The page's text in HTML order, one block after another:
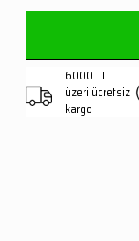
6000 TL
üzeri ücretsiz
kargo